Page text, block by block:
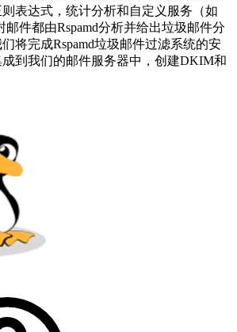
表达式，统计分析和自定义服务（如
件都由Rspamd分析并给出垃圾邮件分
将完成Rspamd垃圾邮件过滤系统的安
到我们的邮件服务器中，创建DKIM和